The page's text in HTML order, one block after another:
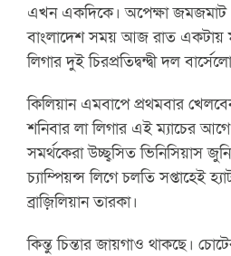
এখন একদিকে। অপেক্ষা
বাংলাদেশ সময় আজ রাত একটায়
লিগার দুই চিরপ্রতিদ্বন্দ্বী দল
কিলিয়ান এমবাপে প্রথমবার
শনিবার লা লিগার এই ম্যাচের আগে
সমর্থকেরা উচ্ছ্বসিত ভিনিসিয়াস
চ্যাম্পিয়ন্স লিগে চলতি সপ্তাহেই
ব্রাজ়িলিয়ান তারকা।
কিন্তু চিন্তার জায়গাও থাকছে।